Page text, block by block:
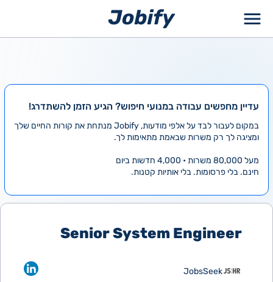
עדיין מחפשים עבודה במנועי חיפוש? הגיע הזמן להשתדרג!
במקום לעבור לבד על אלפי מודעות, Jobify מנתחת את קורות החיים שלך
ומציגה לך רק משרות שבאמת מתאימות לך.
מעל 80,000 משרות • 4,000 חדשות ביום
חינם. בלי פרסומות. בלי אותיות קטנות.
‫Senior System Engineer
JobsSeek